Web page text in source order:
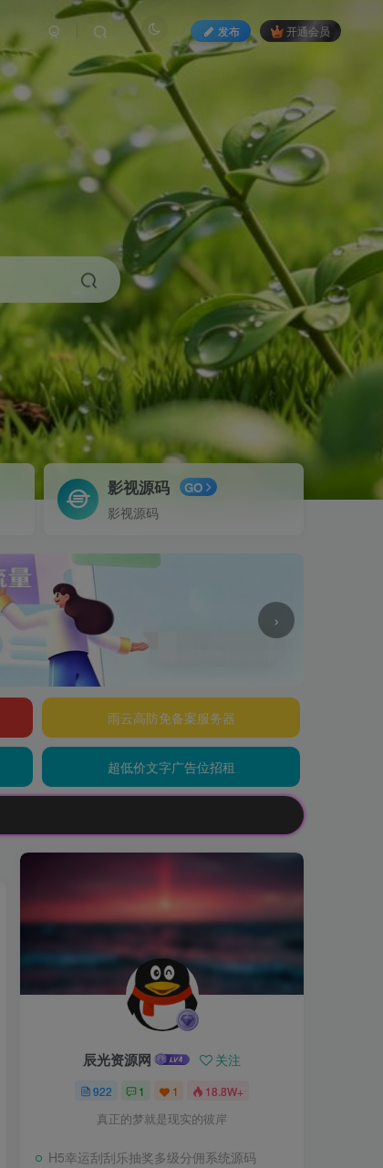
发布 开通会员
影视源码 GO
影视源码
›
雨云高防免备案服务器
超低价文字广告位招租
辰光资源网 关注
922 1 1 18.8W+
真正的梦就是现实的彼岸
H5幸运刮刮乐抽奖多级分佣系统源码